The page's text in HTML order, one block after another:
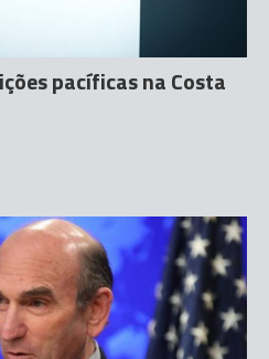
pacíficas na Costa